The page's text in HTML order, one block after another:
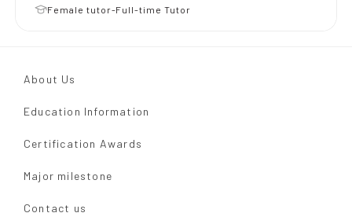
Female tutor-Full-time Tutor
About Us
Education Information
Certification Awards
Major milestone
Contact us